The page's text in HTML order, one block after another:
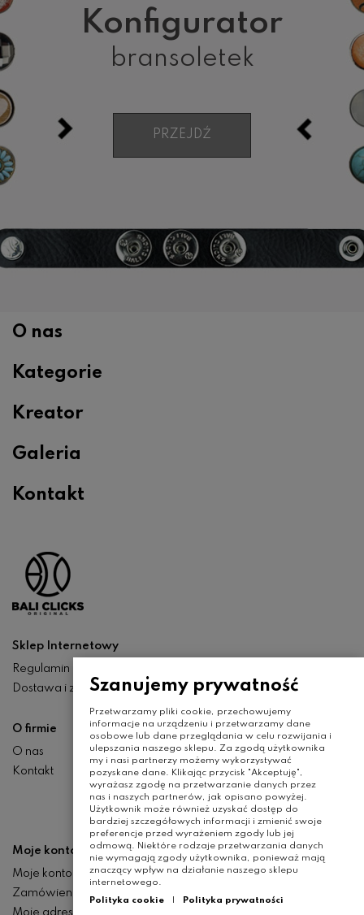
Konfigurator
bransoletek
PRZEJDŹ
O nas
Kategorie
Kreator
Galeria
Kontakt
Sklep Internetowy
Regulamin
Dostawa i zwroty
O firmie
O nas
Kontakt
Moje konto
Moje konto
Zamówienia
Moje adresy
Szanujemy prywatność
Przetwarzamy pliki cookie, przechowujemy
informacje na urządzeniu i przetwarzamy dane
osobowe lub dane przeglądania w celu rozwijania i
ulepszania naszego sklepu. Za zgodą użytkownika
my i nasi partnerzy możemy wykorzystywać
pozyskane dane. Klikając przycisk "Akceptuję",
wyrażasz zgodę na przetwarzanie danych przez
nas i naszych partnerów, jak opisano powyżej.
Użytkownik może również uzyskać dostęp do
bardziej szczegółowych informacji i zmienić swoje
preferencje przed wyrażeniem zgody lub jej
odmową. Niektóre rodzaje przetwarzania danych
nie wymagają zgody użytkownika, ponieważ mają
znaczący wpływ na działanie naszego sklepu
internetowego.
Polityka cookie
Polityka prywatności